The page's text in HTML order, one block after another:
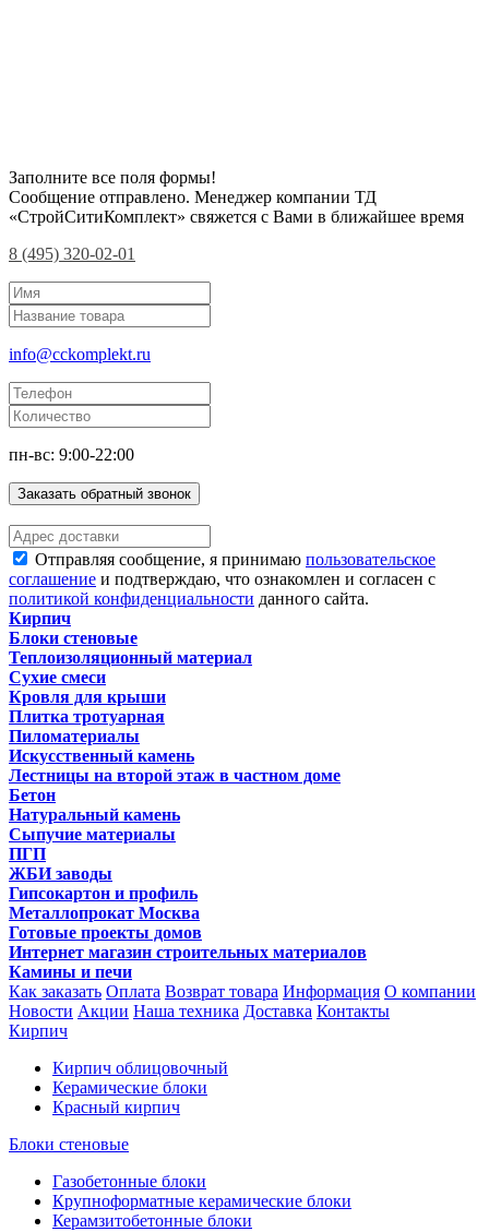
Заполните все поля формы!
Сообщение отправлено. Менеджер компании ТД
«СтройСитиКомплект» свяжется с Вами в ближайшее время
8 (495) 320-02-01
info@cckomplekt.ru
пн-вс: 9:00-22:00
Заказать обратный звонок
Отправляя сообщение, я принимаю пользовательское
соглашение и подтверждаю, что ознакомлен и согласен с
политикой конфиденциальности данного сайта.
Кирпич
Блоки стеновые
Теплоизоляционный материал
Сухие смеси
Кровля для крыши
Плитка тротуарная
Пиломатериалы
Искусственный камень
Лестницы на второй этаж в частном доме
Бетон
Натуральный камень
Сыпучие материалы
ПГП
ЖБИ заводы
Гипсокартон и профиль
Металлопрокат Москва
Готовые проекты домов
Интернет магазин строительных материалов
Камины и печи
Как заказать Оплата Возврат товара Информация О компании
Новости Акции Наша техника Доставка Контакты
Кирпич
Кирпич облицовочный
Керамические блоки
Красный кирпич
Блоки стеновые
Газобетонные блоки
Крупноформатные керамические блоки
Керамзитобетонные блоки